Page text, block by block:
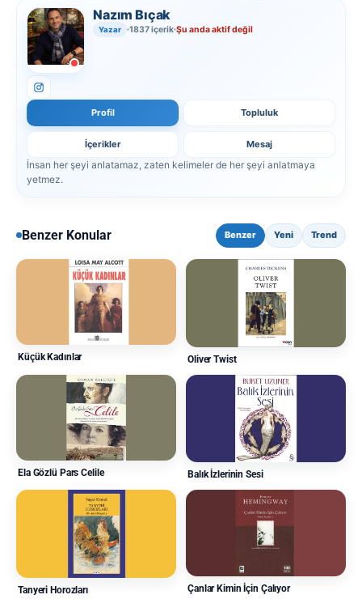
Nazım Bıçak
Yazar 1837 içerik Şu anda aktif değil
Profil Topluluk
İçerikler Mesaj
İnsan her şeyi anlatamaz, zaten kelimeler de her şeyi anlatmaya
yetmez.
Benzer Konular Benzer Yeni Trend
Küçük Kadınlar Oliver Twist
Ela Gözlü Pars Celile Balık İzlerinin Sesi
Tanyeri Horozları Çanlar Kimin İçin Çalıyor